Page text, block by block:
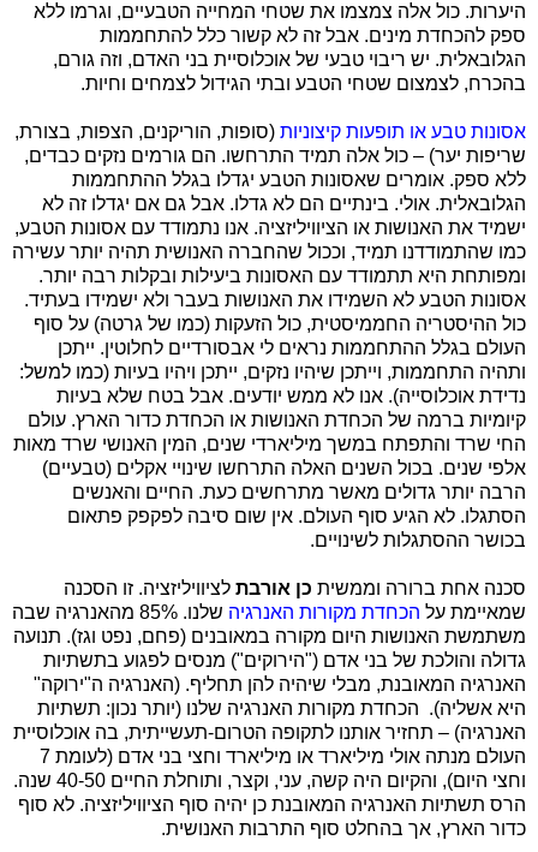
היערות. כול אלה צמצמו את שטחי המחייה הטבעיים, וגרמו ללא
ספק להכחדת מינים. אבל זה לא קשור כלל להתחממות
הגלובאלית. יש ריבוי טבעי של אוכלוסיית בני האדם, וזה גורם,
בהכרח, לצמצום שטחי הטבע ובתי הגידול לצמחים וחיות.
אסונות טבע או תופעות קיצוניות (סופות, הוריקנים, הצפות, בצורת,
שריפות יער) – כול אלה תמיד התרחשו. הם גורמים נזקים כבדים,
ללא ספק. אומרים שאסונות הטבע יגדלו בגלל ההתחממות
הגלובאלית. אולי. בינתיים הם לא גדלו. אבל גם אם יגדלו זה לא
ישמיד את האנושות או הציוויליזציה. אנו נתמודד עם אסונות הטבע,
כמו שהתמודדנו תמיד, וככול שהחברה האנושית תהיה יותר עשירה
ומפותחת היא תתמודד עם האסונות ביעילות ובקלות רבה יותר.
אסונות הטבע לא השמידו את האנושות בעבר ולא ישמידו בעתיד.
כול ההיסטריה החממיסטית, כול הזעקות (כמו של גרטה) על סוף
העולם בגלל ההתחממות נראים לי אבסורדיים לחלוטין. ייתכן
ותהיה התחממות, וייתכן שיהיו נזקים, ייתכן ויהיו בעיות (כמו למשל:
נדידת אוכלוסייה). אנו לא ממש יודעים. אבל בטח שלא בעיות
קיומיות ברמה של הכחדת האנושות או הכחדת כדור הארץ. עולם
החי שרד והתפתח במשך מיליארדי שנים, המין האנושי שרד מאות
אלפי שנים. בכול השנים האלה התרחשו שינויי אקלים (טבעיים)
הרבה יותר גדולים מאשר מתרחשים כעת. החיים והאנשים
הסתגלו. לא הגיע סוף העולם. אין שום סיבה לפקפק פתאום
בכושר ההסתגלות לשינויים.
סכנה אחת ברורה וממשית כן אורבת לציוויליזציה. זו הסכנה
שמאיימת על הכחדת מקורות האנרגיה
שלנו. 85% מהאנרגיה שבה
משתמשת האנושות היום מקורה במאובנים (פחם, נפט וגז). תנועה
גדולה והולכת של בני אדם ("הירוקים") מנסים לפגוע בתשתיות
האנרגיה המאובנת, מבלי שיהיה להן תחליף. (האנרגיה ה"ירוקה"
היא אשליה). הכחדת מקורות האנרגיה שלנו (יותר נכון: תשתיות
האנרגיה) – תחזיר אותנו לתקופה הטרום-תעשייתית, בה אוכלוסיית
העולם מנתה אולי מיליארד או מיליארד וחצי בני אדם (לעומת 7
וחצי היום), והקיום היה קשה, עני, וקצר, ותוחלת החיים 40-50 שנה.
הרס תשתיות האנרגיה המאובנת כן יהיה סוף הציוויליזציה. לא סוף
כדור הארץ, אך בהחלט סוף התרבות האנושית.